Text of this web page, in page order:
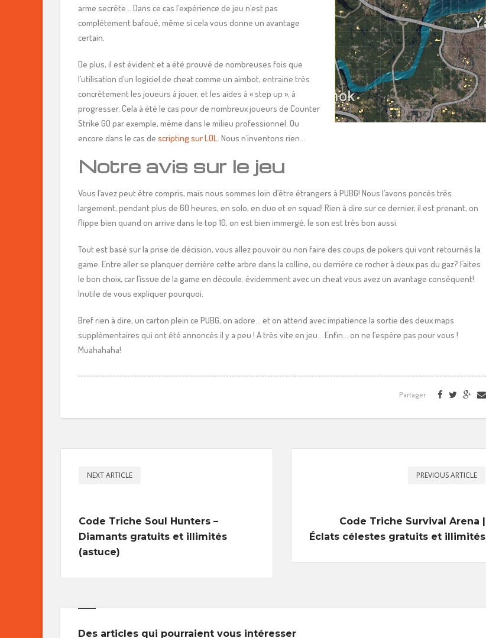
arme secrète… Dans ce cas l’expérience de jeu n’est pas
complétement bafoué, même si cela vous donne un avantage
certain.
De plus, il est évident et a été prouvé de nombreuses fois que
l’utilisation d’un logiciel de cheat comme un aimbot, entraine très
concrètement les joueurs à jouer, et les aides à « step up », à
progresser. Cela à été le cas pour de nombreux joueurs de Counter
Strike GO par exemple, même dans le milieu professionnel. Ou
encore dans le cas de scripting sur LOL. Nous n’inventons rien…
Notre avis sur le jeu
Vous l’avez peut être compris, mais nous sommes loin d’être étrangers à PUBG! Nous l’avons poncés très
largement, pendant plus de 60 heures, en solo, en duo et en squad! Rien à dire sur ce dernier, il est prenant, on
flippe bien quand on arrive dans le top 10, on est bien immergé, le son est très bon aussi.
Tout est basé sur la prise de décision, vous allez pouvoir ou non faire des coups de pokers qui vont retournés la
game. Entre aller se planquer derrière cette arbre dans la colline, ou derrière ce rocher à deux pas du gaz? Faites
le bon choix, car l’issue de la game en découle. évidemment avec un cheat vous avez un avantage conséquent!
Inutile de vous expliquer pourquoi.
Bref rien à dire, un carton plein ce PUBG, on adore… et on attend avec impatience la sortie des deux maps
supplémentaires qui ont été annoncés il y a peu ! A très vite en jeu… Enfin… on ne l’espère pas pour vous !
Muahahaha!
Partager
NEXT ARTICLE
Code Triche Soul Hunters –
Diamants gratuits et illimités
(astuce)
PREVIOUS ARTICLE
Code Triche Survival Arena |
Éclats célestes gratuits et illimités
Des articles qui pourraient vous intéresser